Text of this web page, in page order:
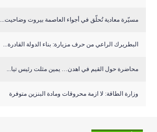
مسيّرة معادية تُحلّق في أجواء العاصمة بيروت وضاحيت...
البطريرك الراعي من حرف مزيارة: بناء الدولة القادرة...
محاضرة حول القيم في اهدن… يمين مثلت رئيس تيا...
وزارة الطاقة: لا ازمة محروقات ومادة البنزين متوفرة